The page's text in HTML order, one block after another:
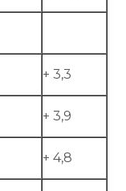
+ 3,3
+ 3,9
+ 4,8